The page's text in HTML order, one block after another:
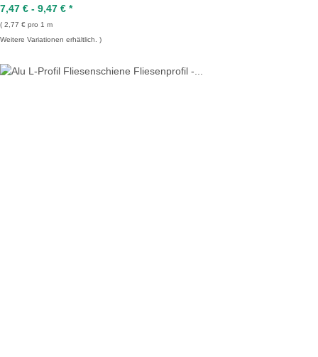
7,47 € - 9,47 € *
2,77 € pro 1 m
Weitere Variationen erhältlich.